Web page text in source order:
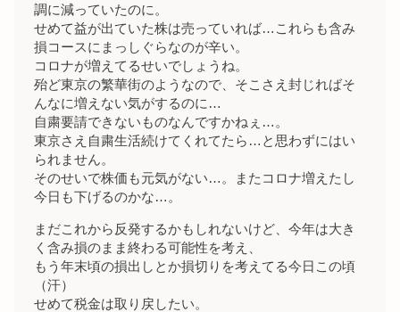
調に減っていたのに。
せめて益が出ていた株は売っていれば…これらも含み
損コースにまっしぐらなのが辛い。
コロナが増えてるせいでしょうね。
殆ど東京の繁華街のようなので、そこさえ封じればそ
んなに増えない気がするのに…
自粛要請できないものなんですかねぇ…。
東京さえ自粛生活続けてくれてたら…と思わずにはい
られません。
そのせいで株価も元気がない…。またコロナ増えたし
今日も下げるのかな…。
まだこれから反発するかもしれないけど、今年は大き
く含み損のまま終わる可能性を考え、
もう年末頃の損出しとか損切りを考えてる今日この頃
（汗）
せめて税金は取り戻したい。